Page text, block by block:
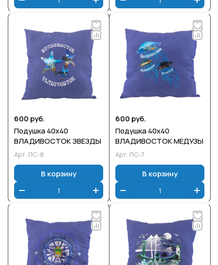
600 руб.
Подушка 40х40
ВЛАДИВОСТОК ЗВЕЗДЫ
Арт. ПС-8
В корзину
600 руб.
Подушка 40х40
ВЛАДИВОСТОК МЕДУЗЫ
Арт. ПС-7
В корзину